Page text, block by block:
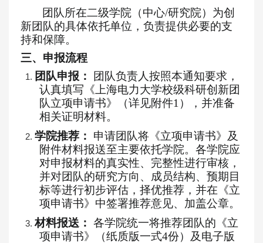
团队所在二级学院（中心/研究院）为创
新团队的具体依托单位，负责提供必要的支
持和保障。
三、申报流程
1. 团队申报：
团队负责人按照本通知要求，
认真填写《上海电力大学校级科研创新团
队立项申请书》（详见附件1），并准备
相关证明材料。
2. 学院推荐：
申请团队将《立项申请书》及
附件材料报送至主要依托学院。各学院应
对申报材料的真实性、完整性进行审核，
并对团队的研究方向、成员结构、预期目
标等进行初步评估，择优推荐，并在《立
项申请书》中签署推荐意见、加盖公章。
3.材料报送： 各学院统一将推荐团队的《立
项申请书》（纸质版一式4份）及电子版